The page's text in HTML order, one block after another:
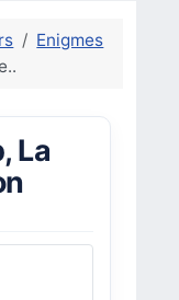
Enigmes
La